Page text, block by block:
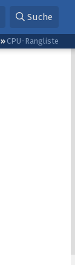
Suche
CPU-Rangliste